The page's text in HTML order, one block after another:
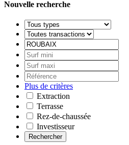
Nouvelle recherche
Plus de critères
Extraction
Terrasse
Rez-de-chaussée
Investisseur
Rechercher